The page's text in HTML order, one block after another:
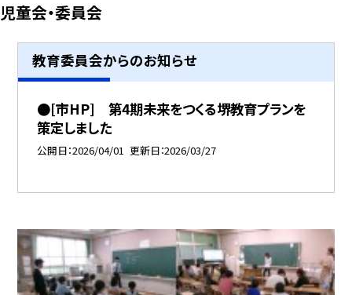
児童会・委員会
教育委員会からのお知らせ
●[市HP] 第4期未来をつくる堺教育プランを
策定しました
公開日 2026/04/01 更新日 2026/03/27